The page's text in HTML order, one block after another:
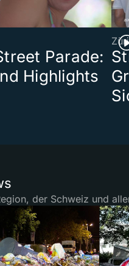
Parade:
Highlights
der Schweiz und